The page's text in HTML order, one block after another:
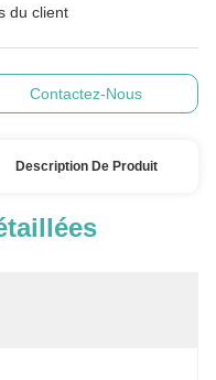
du client
Contactez-Nous
Description De Produit